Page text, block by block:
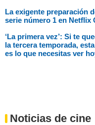
La exigente preparación
serie número 1 en Netflix
‘La primera vez’: Si te
la tercera temporada,
es lo que necesitas ver
Noticias de cine